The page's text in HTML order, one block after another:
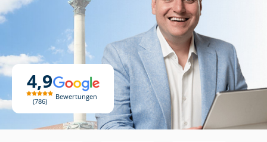
4,9
786
Bewertungen